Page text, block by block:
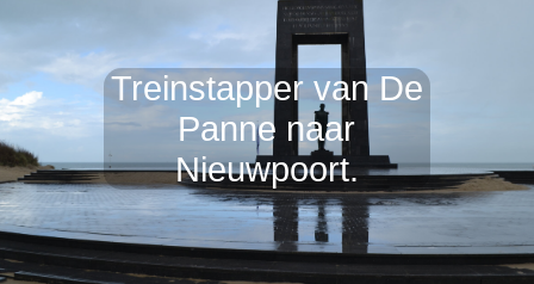
Treinstapper van De
Panne naar
Nieuwpoort.